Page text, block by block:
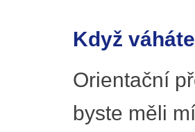
Když
Orientační
byste měli